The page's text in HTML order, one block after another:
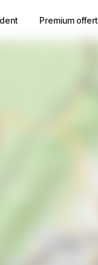
Premium offert